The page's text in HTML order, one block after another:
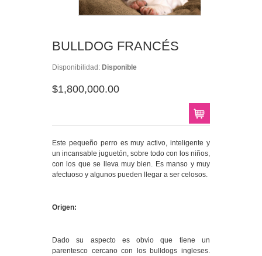
BULLDOG FRANCÉS
Disponibilidad: Disponible
$1,800,000.00
Este pequeño perro es muy activo, inteligente y
un incansable juguetón, sobre todo con los niños,
con los que se lleva muy bien. Es manso y muy
afectuoso y algunos pueden llegar a ser celosos.
Origen:
Dado su aspecto es obvio que tiene un
parentesco cercano con los bulldogs ingleses.